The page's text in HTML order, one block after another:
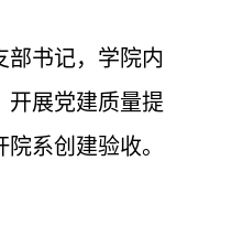
部书记，学院内
开展党建质量提
系创建验收。